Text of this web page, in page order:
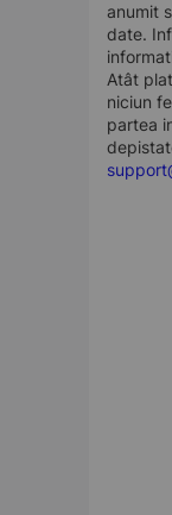
anumit
date.
Atât
niciun
partea